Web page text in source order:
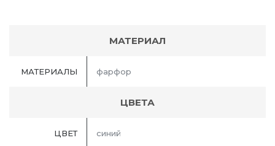
МАТЕРИАЛ
МАТЕРИАЛЫ фарфор
ЦВЕТА
ЦВЕТ синий